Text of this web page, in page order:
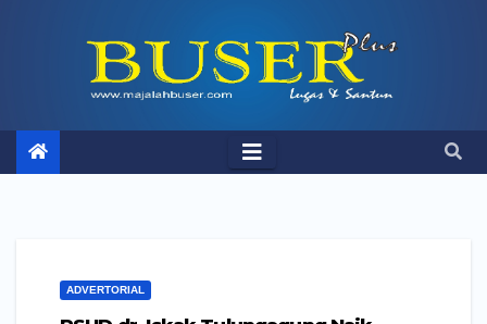
ADVERTORIAL